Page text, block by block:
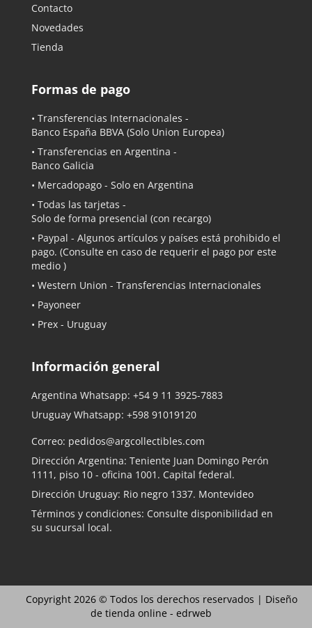
Contacto
Novedades
Tienda
Formas de pago
• Transferencias Internacionales -
Banco España BBVA (Solo Union Europea)
• Transferencias en Argentina -
Banco Galicia
• Mercadopago - Solo en Argentina
• Todas las tarjetas -
Solo de forma presencial (con recargo)
• Paypal - Algunos artículos y países está prohibido el
pago. (Consulte en caso de requerir el pago por este
medio )
• Western Union - Transferencias Internacionales
• Payoneer
• Prex - Uruguay
Información general
Argentina Whatsapp: +54 9 11 3925-7883
Uruguay Whatsapp: +598 91019120
Correo: pedidos@argcollectibles.com
Dirección Argentina: Teniente Juan Domingo Perón
1111, piso 10 - oficina 1001. Capital federal.
Dirección Uruguay: Rio negro 1337. Montevideo
Términos y condiciones: Consulte disponibilidad en
su sucursal local.
Copyright 2026 © Todos los derechos reservados | Diseño
de tienda online - edrweb